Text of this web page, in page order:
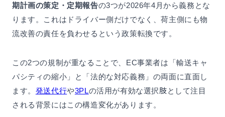
期計画の策定・定期報告の3つが2026年4月から義務とな
ります。これはドライバー側だけでなく、荷主側にも物
流改善の責任を負わせるという政策転換です。
この2つの規制が重なることで、EC事業者は「輸送キャ
パシティの縮小」と「法的な対応義務」の両面に直面し
ます。 発送代行や3PLの活用が有効な選択肢として注目
される背景にはこの構造変化があります。